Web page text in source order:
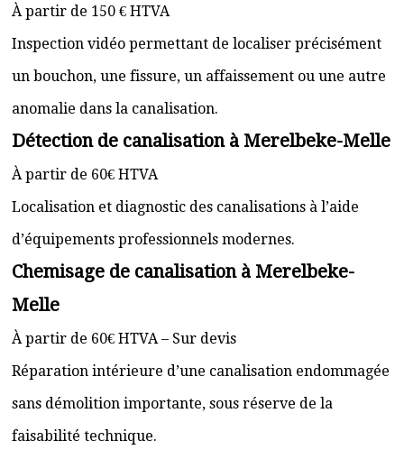
À partir de 150 € HTVA
Inspection vidéo permettant de localiser précisément
un bouchon, une fissure, un affaissement ou une autre
anomalie dans la canalisation.
Détection de canalisation à Merelbeke-Melle
À partir de 60€ HTVA
Localisation et diagnostic des canalisations à l’aide
d’équipements professionnels modernes.
Chemisage de canalisation à Merelbeke-
Melle
À partir de 60€ HTVA – Sur devis
Réparation intérieure d’une canalisation endommagée
sans démolition importante, sous réserve de la
faisabilité technique.